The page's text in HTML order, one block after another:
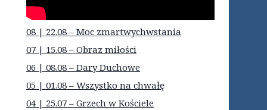
08 | 22.08 – Moc zmartwychwstania
07 | 15.08 – Obraz miłości
06 | 08.08 – Dary Duchowe
05 | 01.08 – Wszystko na chwałę
04 | 25.07 – Grzech w Kościele